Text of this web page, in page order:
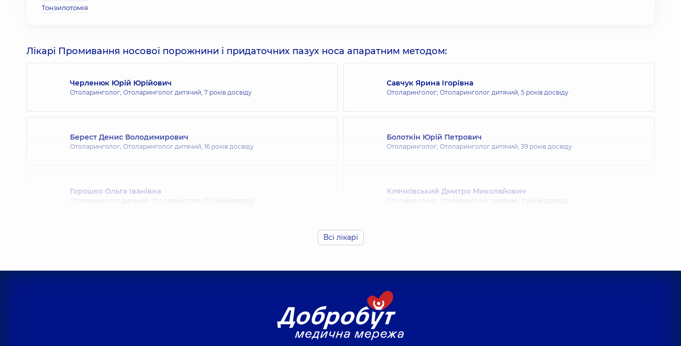
Тонзилотомія
Лікарі Промивання носової порожнини і придаточних пазух носа апаратним методом:
Черленюк Юрій Юрійович
Отоларинголог; Отоларинголог дитячий, 7 років досвіду
Савчук Ярина Ігорівна
Отоларинголог; Отоларинголог дитячий, 5 років досвіду
Берест Денис Володимирович
Отоларинголог; Отоларинголог дитячий, 16 років досвіду
Болоткін Юрій Петрович
Отоларинголог; Отоларинголог дитячий, 39 років досвіду
Горошко Ольга Іванівна
Отоларинголог дитячий; Отоларинголог, 37 років досвіду
Клячківський Дмитро Миколайович
Отоларинголог; Отоларинголог дитячий, 7 років досвіду
Мігрін Вячеслав Анатолійович
Отоларинголог; Отоларинголог дитячий,
Всі лікарі